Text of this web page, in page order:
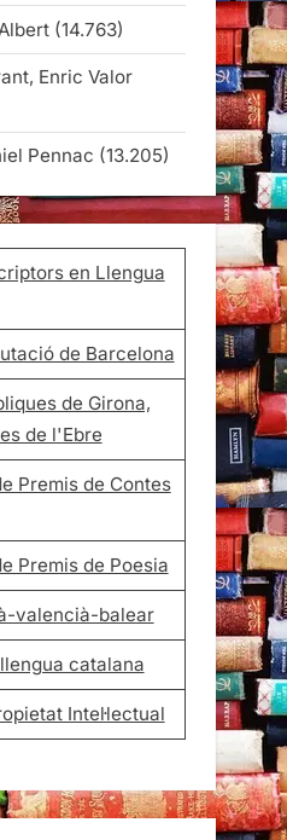
(14.763)
Enric Valor
Pennac (13.205)
en Llengua
de Barcelona
de Girona,
de l'Ebre
Premis de Contes
Premis de Poesia
valencià-balear
catalana
Intel·lectual